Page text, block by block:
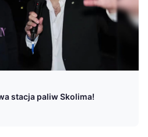
stacja paliw Skolima!